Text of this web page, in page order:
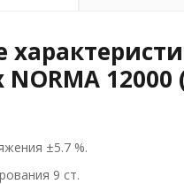
12000
±5.7 %.
9 ст.